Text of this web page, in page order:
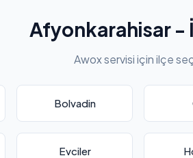
Afyonkarahisar -
Awox servisi için ilçe
Bolvadin
Evciler